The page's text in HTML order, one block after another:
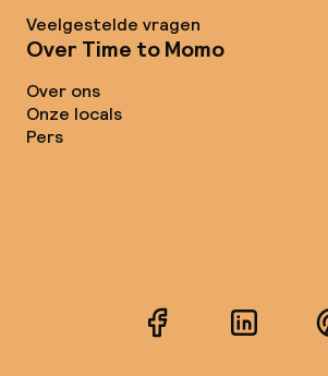
Veelgestelde vragen
Over Time to Momo
Over ons
Onze locals
Pers
FacebookLinkedIn